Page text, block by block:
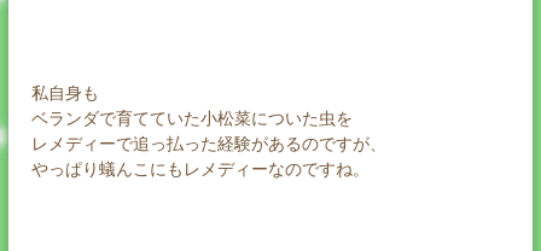
私自身も
ベランダで育てていた小松菜についた虫を
レメディーで追っ払った経験があるのですが、
やっぱり蟻んこにもレメディーなのですね。